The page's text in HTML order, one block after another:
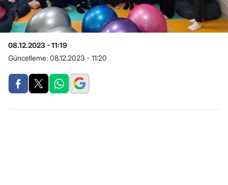
08.12.2023 - 11:19
Güncelleme: 08.12.2023 - 11:20